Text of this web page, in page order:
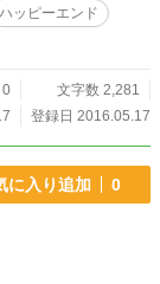
ハッピーエンド
0
文字数 2,281
登録日 2016.05.17
に入り追加 0